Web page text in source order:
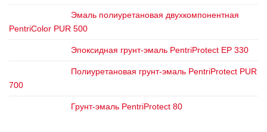
Эмаль полиуретановая двухкомпонентная
PentriColor PUR 500
Эпоксидная грунт-эмаль PentriProtect EP 330
Полиуретановая грунт-эмаль PentriProtect PUR
700
Грунт-эмаль PentriProtect 80